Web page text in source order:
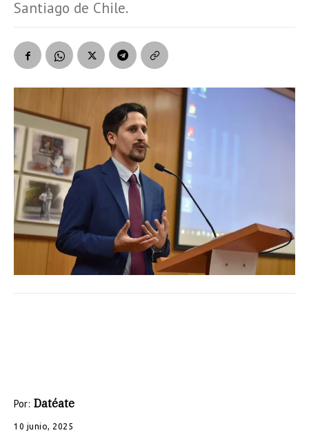
Santiago de Chile.
Por: Datéate
10 junio, 2025